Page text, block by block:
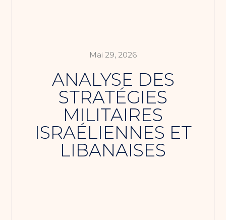
Mai 29, 2026
ANALYSE DES
STRATÉGIES
MILITAIRES
ISRAÉLIENNES ET
LIBANAISES